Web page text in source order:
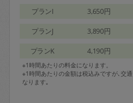
プランI 3,650円
プランJ 3,890円
プランK 4,190円
※1時間あたりの料金になります。
※1時間あたりの金額は税込みですが､交
なります｡